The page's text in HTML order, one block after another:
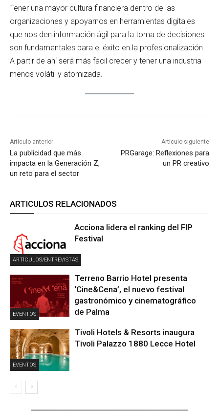
Tener una mayor cultura financiera dentro de las
organizaciones y apoyarnos en herramientas digitales
que nos den información ágil para la toma de decisiones
son fundamentales para el éxito en la profesionalización.
A partir de ahí será más fácil crecer y tener una industria
menos volátil y atomizada.
Artículo anterior
La publicidad que más
impacta en la Generación Z,
un reto para el sector
Artículo siguiente
PRGarage: Reflexiones para
un PR creativo
ARTICULOS RELACIONADOS
ARTÍCULOS/ENTREVISTAS
Acciona lidera el ranking del FIP
Festival
EVENTOS
Terreno Barrio Hotel presenta
‘Cine&Cena’, el nuevo festival
gastronómico y cinematográfico
de Palma
EVENTOS
Tivoli Hotels & Resorts inaugura
Tivoli Palazzo 1880 Lecce Hotel